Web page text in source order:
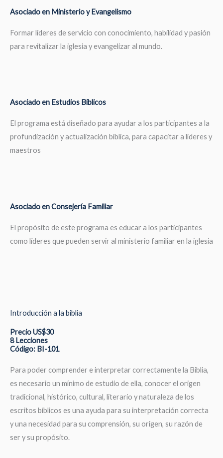
Asociado en Ministerio y Evangelismo
Formar líderes de servicio con conocimiento, habilidad y pasión
para revitalizar la iglesia y evangelizar al mundo.
Asociado en Estudios Bíblicos
El programa está diseñado para ayudar a los participantes a la
profundización y actualización bíblica, para capacitar a líderes y
maestros
Asociado en Consejería Familiar
El propósito de este programa es educar a los participantes
como líderes que pueden servir al ministerio familiar en la iglesia
Introducción a la biblia
Precio US$30
8 Lecciones
Código: BI-101
Para poder comprender e interpretar correctamente la Biblia,
es necesario un mínimo de estudio de ella, conocer el origen
tradicional, histórico, cultural, literario y naturaleza de los
escritos bíblicos es una ayuda para su interpretación correcta
y una necesidad para su comprensión, su origen, su razón de
ser y su propósito.